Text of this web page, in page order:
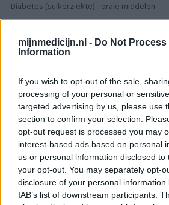
mijnmedicijn.nl - Do Not Process
Information
If you wish to opt-out of the sale,
processing of your personal or
targeted advertising by us, please use
section to confirm your selection.
opt-out request is processed you may
interest-based ads based on personal
us or personal information disclosed
your opt-out. You may separately opt-
disclosure of your personal
IAB’s list of downstream participants.
Diabetes (suikerziekte) - orale middelen
Implanon (hormoonimplantaat)
Anticonceptie - overig
Lexapro (509)
Concerta (503)
ADHD - psychostimulantia
Amlodipine (493)
Bloeddruk - calciumantagonisten
Amoxicilline / Clavulaanzuur (486)
Antibiotica - penicillines breedspectrum
Roaccutane (480)
Acne